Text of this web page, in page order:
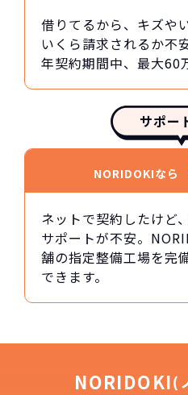
借りてるから、キズや
いくら請求されるか不
年契約期間中、最大60
サポー
NORIDOKIなら
ネットで契約したけど
サポートが不安。
舗の指定整備工場を完
できます。
NORIDOKI(